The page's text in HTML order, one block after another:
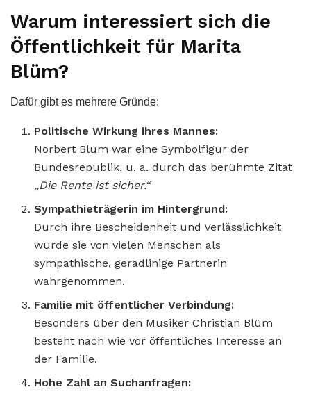
Warum interessiert sich die
Öffentlichkeit für Marita
Blüm?
Dafür gibt es mehrere Gründe:
Politische Wirkung ihres Mannes:
Norbert Blüm war eine Symbolfigur der
Bundesrepublik, u. a. durch das berühmte Zitat
„Die Rente ist sicher.“
Sympathieträgerin im Hintergrund:
Durch ihre Bescheidenheit und Verlässlichkeit
wurde sie von vielen Menschen als
sympathische, geradlinige Partnerin
wahrgenommen.
Familie mit öffentlicher Verbindung:
Besonders über den Musiker Christian Blüm
besteht nach wie vor öffentliches Interesse an
der Familie.
Hohe Zahl an Suchanfragen: